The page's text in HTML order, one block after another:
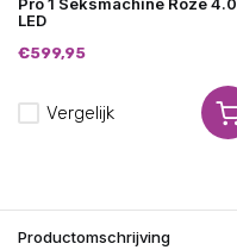
LED
€599,95
Vergelijk
Productomschrijving